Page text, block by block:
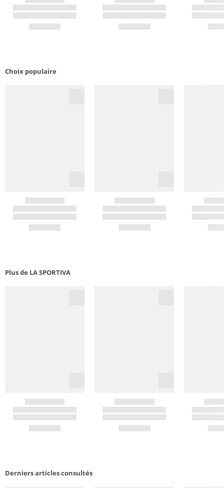
Choix populaire
Plus de LA SPORTIVA
Derniers articles consultés